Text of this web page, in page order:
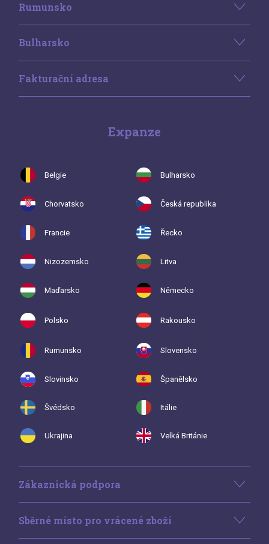
Rumunsko
Bulharsko
Fakturační adresa
Expanze
Belgie Bulharsko
Chorvatsko Česká republika
Francie Řecko
Nizozemsko Litva
Maďarsko Německo
Polsko Rakousko
Rumunsko Slovensko
Slovinsko Španělsko
Švédsko Itálie
Ukrajina Velká Británie
Zákaznická podpora
Sběrné místo pro vrácené zboží